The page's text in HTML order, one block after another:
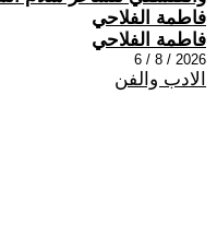
فاطمة الفلاحي
فاطمة الفلاحي
2026 / 8 / 6
الادب والفن